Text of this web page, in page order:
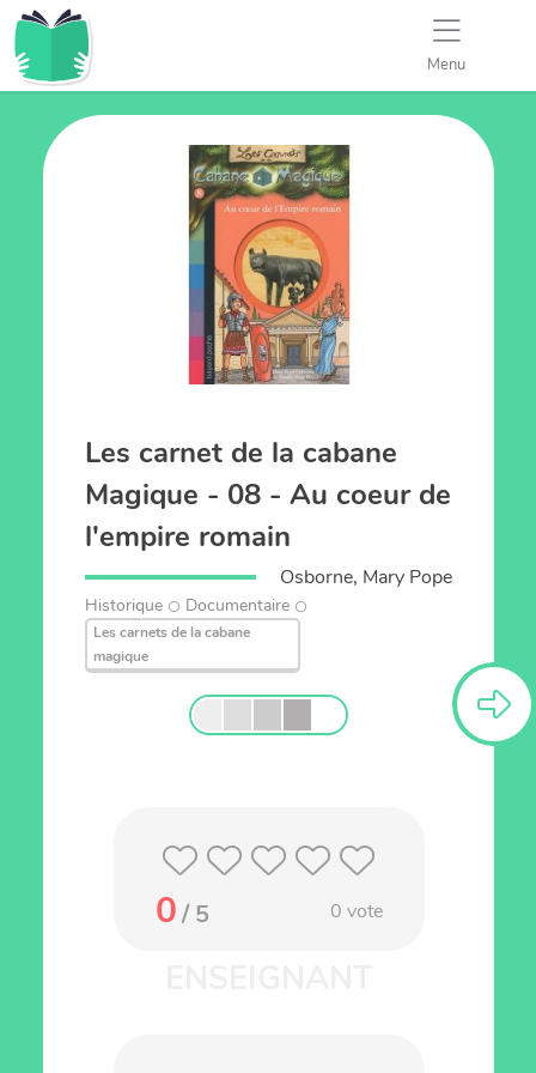
Menu
Les carnet de la cabane
Magique - 08 - Au coeur de
l'empire romain
Osborne, Mary Pope
Historique Documentaire
Les carnets de la cabane
magique
0/ 5 0 vote